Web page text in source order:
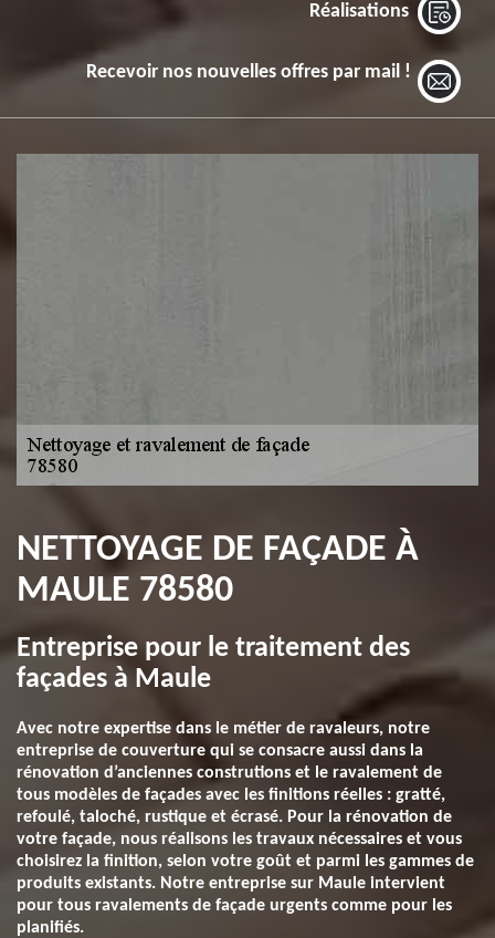
Réalisations
Recevoir nos nouvelles offres par mail !
NETTOYAGE DE FAÇADE À
MAULE 78580
Entreprise pour le traitement des
façades à Maule
Avec notre expertise dans le métier de ravaleurs, notre
entreprise de couverture qui se consacre aussi dans la
rénovation d’anciennes construtions et le ravalement de
tous modèles de façades avec les finitions réelles : gratté,
refoulé, taloché, rustique et écrasé. Pour la rénovation de
votre façade, nous réalisons les travaux nécessaires et vous
choisirez la finition, selon votre goût et parmi les gammes de
produits existants. Notre entreprise sur Maule intervient
pour tous ravalements de façade urgents comme pour les
planifiés.